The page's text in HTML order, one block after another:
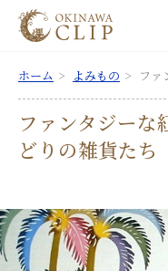
ホーム よみもの ファ
ファンタジーな
どりの雑貨たち